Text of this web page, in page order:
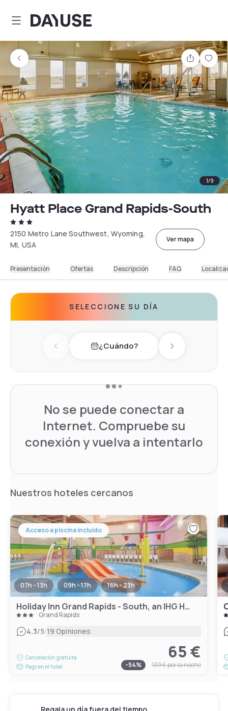
Dayuse
1/9
Hyatt Place Grand Rapids-South
2150 Metro Lane Southwest, Wyoming,
MI, USA
Ver mapa
Presentación Ofertas Descripción FAQ
SELECCIONE SU DÍA
Previous day¿Cuándo? Next day
No se puede conectar a
Internet. Compruebe su
conexión y vuelva a intentarlo
Nuestros hoteles cercanos
Acceso a piscina incluido
07h - 13h 09h - 17h 16h - 23h
Holiday Inn Grand Rapids - South, an IHG Hotel
Grand Rapids
4.3/5|19 Opiniones
Cancelación gratuita
Pago en el hotel
65 €
-54% 139 €por la noche
Regala un día fuera del tiempo